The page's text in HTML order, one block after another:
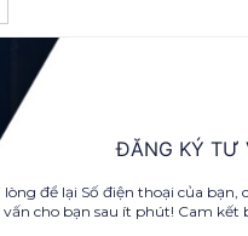
ĐĂNG KÝ TƯ
lòng để lại Số điện thoại của bạn,
cho bạn sau ít phút! Cam kết